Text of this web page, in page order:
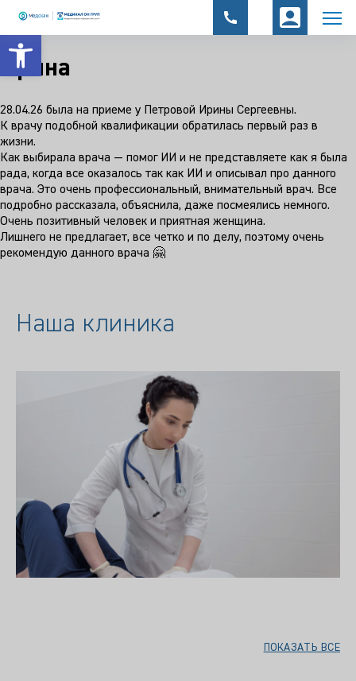
Открыть панель инструментов
Ирина
28.04.26 была на приеме у Петровой Ирины Сергеевны.
К врачу подобной квалификации обратилась первый раз в
жизни.
Как выбирала врача — помог ИИ и не представляете как я была
рада, когда все оказалось так как ИИ и описывал про данного
врача. Это очень профессиональный, внимательный врач. Все
подробно рассказала, объяснила, даже посмеялись немного.
Очень позитивный человек и приятная женщина.
Лишнего не предлагает, все четко и по делу, поэтому очень
рекомендую данного врача 🤗
Наша клиника
ПОКАЗАТЬ ВСЕ